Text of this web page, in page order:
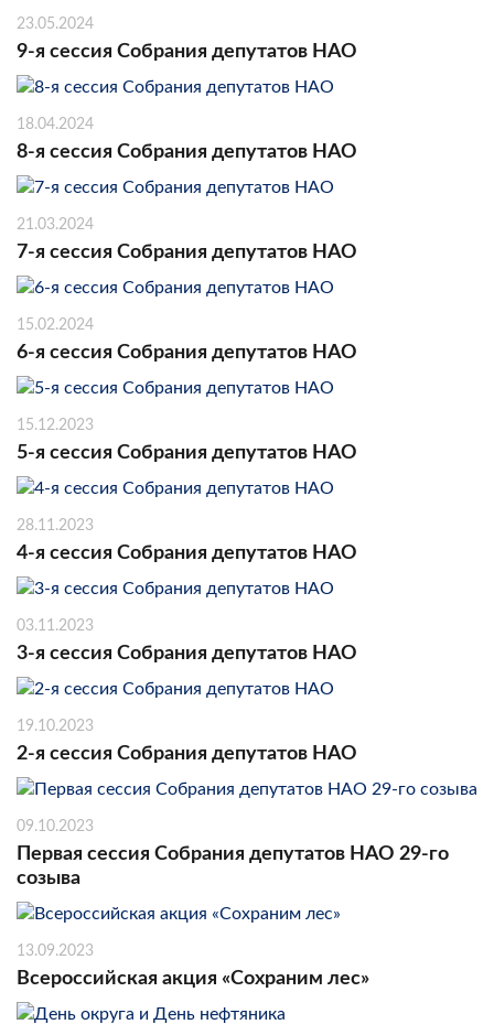
23.05.2024
9-я сессия Собрания депутатов НАО
18.04.2024
8-я сессия Собрания депутатов НАО
21.03.2024
7-я сессия Собрания депутатов НАО
15.02.2024
6-я сессия Собрания депутатов НАО
15.12.2023
5-я сессия Собрания депутатов НАО
28.11.2023
4-я сессия Собрания депутатов НАО
03.11.2023
3-я сессия Собрания депутатов НАО
19.10.2023
2-я сессия Собрания депутатов НАО
09.10.2023
Первая сессия Собрания депутатов НАО 29-го
созыва
13.09.2023
Всероссийская акция «Сохраним лес»